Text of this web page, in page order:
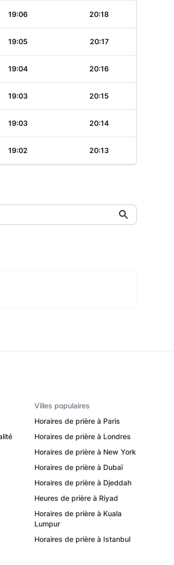
19:06 20:18
19:05 20:17
19:04 20:16
19:03 20:15
19:03 20:14
19:02 20:13
Villes populaires
Horaires de prière à Paris
Horaires de prière à Londres
Horaires de prière à New York
Horaires de prière à Dubaï
Horaires de prière à Djeddah
Heures de prière à Riyad
Horaires de prière à Kuala
Lumpur
Horaires de prière à Istanbul